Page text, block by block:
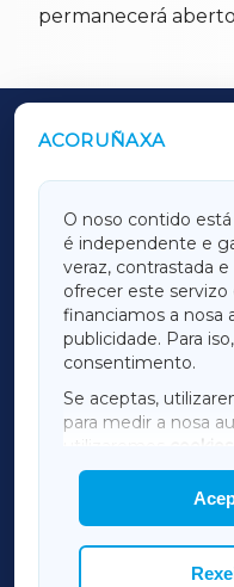
permanecerá
ACORUÑAXA
O noso contido
é independente e
veraz, contrastada
ofrecer este servizo
financiamos a nosa
publicidade. Para
consentimento.
Se aceptas,
para medir a nosa
utilizaremos
mostrar
Así mesmo, podes
cookies que
OUTROS